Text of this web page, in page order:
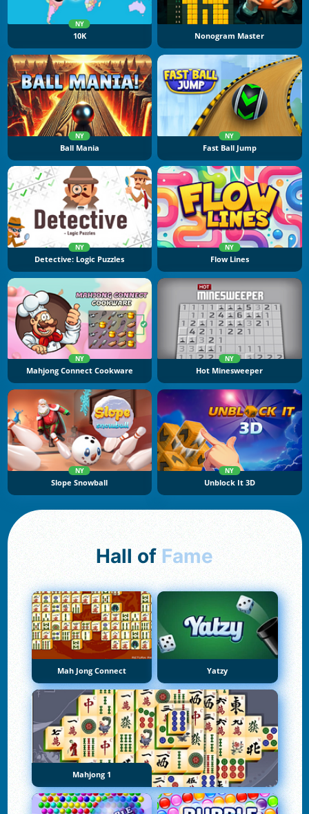
NY
10K Nonogram Master
NY
Ball Mania
NY
Fast Ball Jump
NY
Detective: Logic Puzzles
NY
Flow Lines
NY
Mahjong Connect Cookware
NY
Hot Minesweeper
NY
Slope Snowball
NY
Unblock It 3D
Hall of Fame
Mah Jong Connect Yatzy
Mahjong 1